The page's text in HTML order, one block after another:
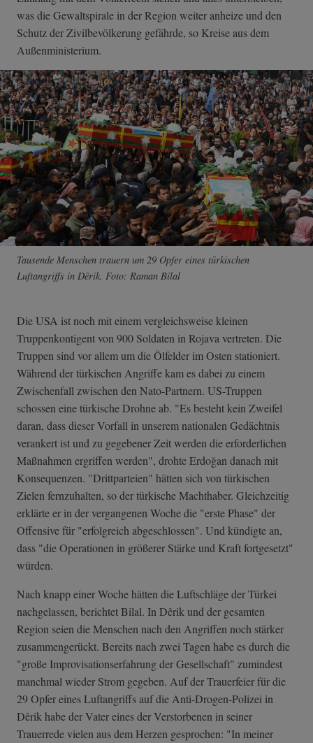
was die Gewaltspirale in der Region weiter anheize und den
Schutz der Zivilbevölkerung gefährde, so Kreise aus dem
Außenministerium.
Tausende Menschen trauern um 29 Opfer eines türkischen
Luftangriffs in Dêrik. Foto: Raman Bilal
Die USA ist noch mit einem vergleichsweise kleinen
Truppenkontigent von 900 Soldaten in Rojava vertreten. Die
Truppen sind vor allem um die Ölfelder im Osten stationiert.
Während der türkischen Angriffe kam es dabei zu einem
Zwischenfall zwischen den Nato-Partnern. US-Truppen
schossen eine türkische Drohne ab. "Es besteht kein Zweifel
daran, dass dieser Vorfall in unserem nationalen Gedächtnis
verankert ist und zu gegebener Zeit werden die erforderlichen
Maßnahmen ergriffen werden", drohte Erdoğan danach mit
Konsequenzen. "Drittparteien" hätten sich von türkischen
Zielen fernzuhalten, so der türkische Machthaber. Gleichzeitig
erklärte er in der vergangenen Woche die "erste Phase" der
Offensive für "erfolgreich abgeschlossen". Und kündigte an,
dass "die Operationen in größerer Stärke und Kraft fortgesetzt"
würden.
Nach knapp einer Woche hätten die Luftschläge der Türkei
nachgelassen, berichtet Bilal. In Dêrik und der gesamten
Region seien die Menschen nach den Angriffen noch stärker
zusammengerückt. Bereits nach zwei Tagen habe es durch die
"große Improvisationserfahrung der Gesellschaft" zumindest
manchmal wieder Strom gegeben. Auf der Trauerfeier für die
29 Opfer eines Luftangriffs auf die Anti-Drogen-Polizei in
Dêrik habe der Vater eines der Verstorbenen in seiner
Trauerrede vielen aus dem Herzen gesprochen: "In meiner